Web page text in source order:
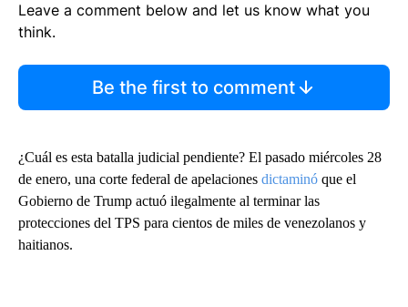
Leave a comment below and let us know what you
think.
Be the first to comment
¿Cuál es esta batalla judicial pendiente? El pasado miércoles 28
de enero, una corte federal de apelaciones dictaminó que el
Gobierno de Trump actuó ilegalmente al terminar las
protecciones del TPS para cientos de miles de venezolanos y
haitianos.